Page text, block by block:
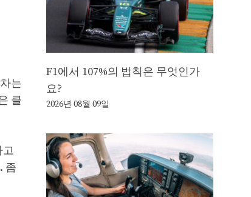
는
클
고
좀
F1에서 107%의 법칙은 무엇인가
요?
2026년 08월 09일